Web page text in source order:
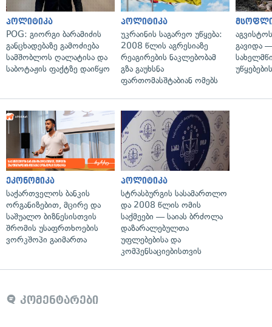
პოლიტიკა
POG: გიორგი ბარამიძის
განცხადებაზე გამოძიება
სამშობლოს ღალატისა და
საბოტაჟის ფაქტზე დაიწყო
პოლიტიკა
უკრაინის საგარეო უწყება:
2008 წლის აგრესიაზე
რეაგირების ნაკლებობამ
გზა გაუხსნა
ფართომასშტაბიან ომებს
გავიდა
ეკონომიკა
საქართველოს ბანკის
ორგანიზებით, მცირე და
საშუალო ბიზნესისთვის
შრომის უსაფრთხოების
ვორკშოპი გაიმართა
პოლიტიკა
სტრასბურგის სასამართლო
და 2008 წლის ომის
საქმეები — საიას ბრძოლა
დაზარალებულთა
უფლებებისა და
კომპენსაციებისთვის
კომენტარები